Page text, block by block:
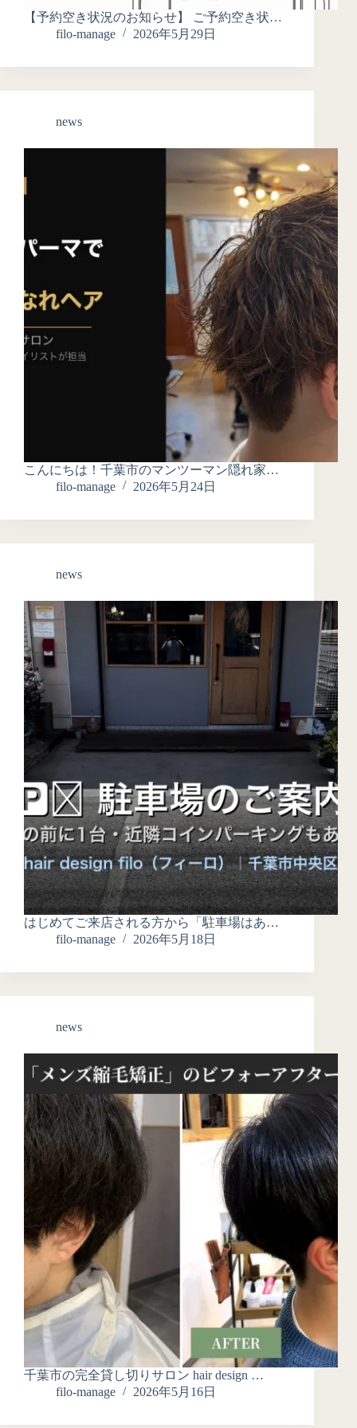
【予約空き状況のお知らせ】 ご予約空き状…
filo-manage
2026年5月29日
news
こんにちは！千葉市のマンツーマン隠れ家…
filo-manage
2026年5月24日
news
はじめてご来店される方から「駐車場はあ…
filo-manage
2026年5月18日
news
千葉市の完全貸し切りサロン hair design …
filo-manage
2026年5月16日